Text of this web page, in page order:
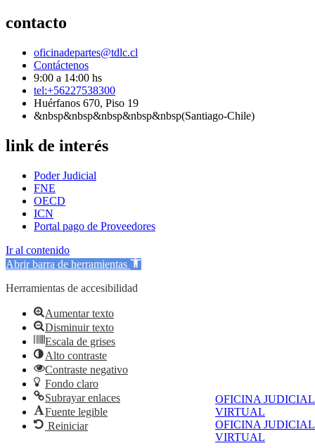
OFICINA JUDICIAL
VIRTUAL
OFICINA JUDICIAL
VIRTUAL
contacto
oficinadepartes@tdlc.cl
Contáctenos
9:00 a 14:00 hs
tel:+56227538300
Huérfanos 670, Piso 19
&nbsp&nbsp&nbsp&nbsp&nbsp(Santiago-Chile)
link de interés
Poder Judicial
FNE
OECD
ICN
Portal pago de Proveedores
Ir al contenido
Abrir barra de herramientas
Herramientas de accesibilidad
Aumentar texto
Disminuir texto
Escala de grises
Alto contraste
Contraste negativo
Fondo claro
Subrayar enlaces
Fuente legible
Reiniciar